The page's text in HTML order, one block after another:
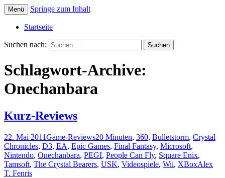
Der Dritte Spieler
Menü Springe zum Inhalt
Startseite
Suchen nach:
Schlagwort-Archive:
Onechanbara
Kurz-Reviews
22. Mai 2011Game-Reviews20 Minuten, 360, Bulletstorm, Crystal
Chronicles, D3, EA, Epic Games, Final Fantasy, Microsoft,
Nintendo, Onechanbara, PEGI, People Can Fly, Square Enix,
Tamsoft, The Crystal Bearers, USK, Videospiele, Wii, XBoxAlex
T. Fenris